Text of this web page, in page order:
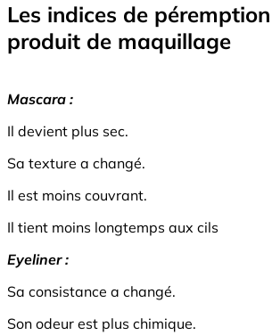
Les indices de
produit de maquillage
Mascara :
Il devient plus sec.
Sa texture a changé.
Il est moins couvrant.
Il tient moins longtemps aux cils
Eyeliner :
Sa consistance a changé.
Son odeur est plus chimique.